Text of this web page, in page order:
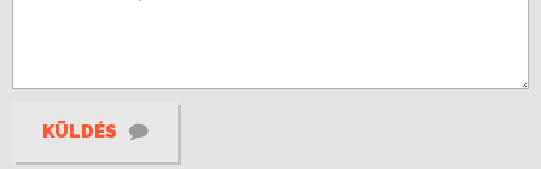
KÜLDÉS